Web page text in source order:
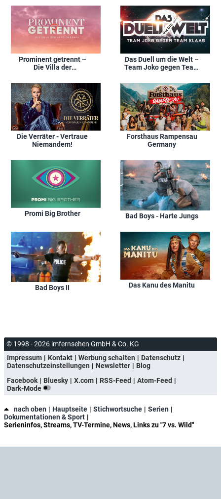
Prominent getrennt –
Die Villa der
Das Duell um die Welt –
Team Joko gegen Team
Die Verräter - Vertraue
Niemandem!
Forsthaus Rampensau
Germany
Promi Big Brother Bad Boys - Harte Jungs
Bad Boys II Das Kanu des Manitu
© 1998 - 2026 imfernsehen GmbH & Co. KG
Impressum
Kontakt Werbung schalten
Datenschutz
Datenschutzeinstellungen
Newsletter
Blog
Facebook
Bluesky X.com RSS-Feed
Atom-Feed
Dark-Mode
nach oben Hauptseite Stichwortsuche
Serien
Dokumentationen & Sport
Serieninfos, Streams, TV-Termine, News, Links zu "7 vs. Wild"